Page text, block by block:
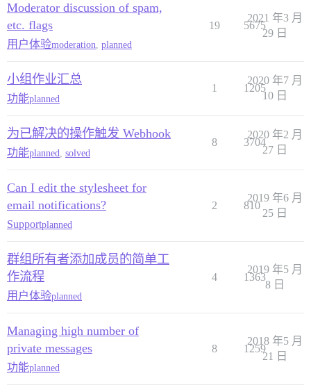
Moderator discussion of spam,
etc. flags
用户体验moderation planned
19 5675
2021 年3 月
29 日
小组作业汇总
功能planned
1 1205
2020 年7 月
10 日
为已解决的操作触发 Webhook
功能planned solved
8 3704
2020 年2 月
27 日
Can I edit the stylesheet for
email notifications?
Supportplanned
2 810
2019 年6 月
25 日
群组所有者添加成员的简单工
作流程
用户体验planned
4 1363
2019 年5 月
8 日
Managing high number of
private messages
功能planned
8 1259
2018 年5 月
21 日